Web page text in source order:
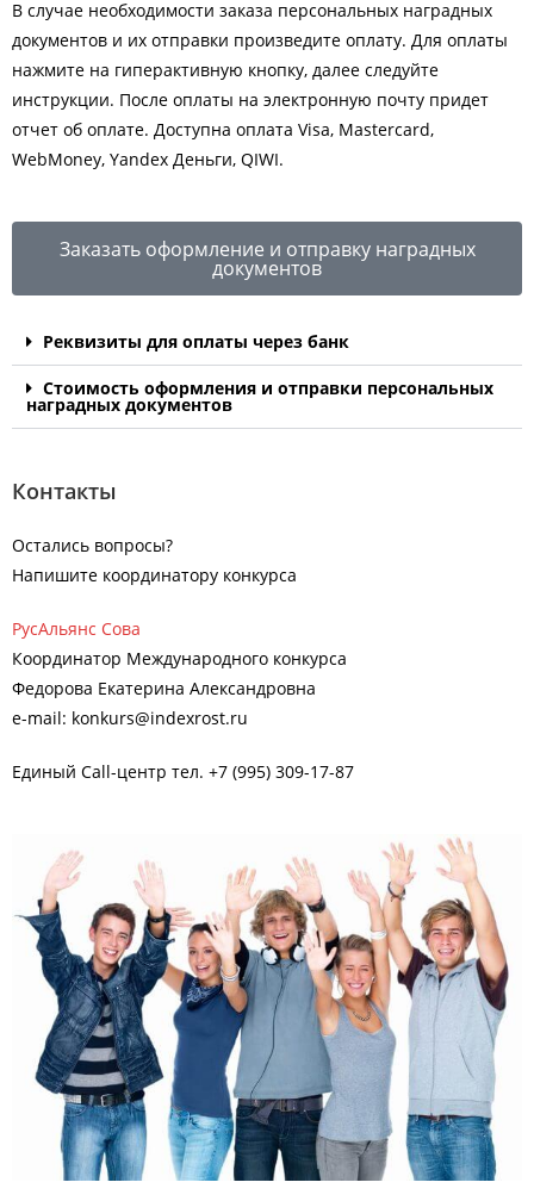
В случае необходимости заказа персональных наградных
документов и их отправки произведите оплату. Для оплаты
нажмите на гиперактивную кнопку, далее следуйте
инструкции. После оплаты на электронную почту придет
отчет об оплате. Доступна оплата Visa, Mastercard,
WebMoney, Yandex Деньги, QIWI.
Заказать оформление и отправку наградных
документов
Реквизиты для оплаты через банк
Стоимость оформления и отправки персональных
наградных документов
Контакты
Остались вопросы?
Напишите координатору конкурса
РусАльянс Сова
Координатор Международного конкурса
Федорова Екатерина Александровна
e-mail: konkurs@indexrost.ru
Единый Call-центр тел. +7 (995) 309-17-87